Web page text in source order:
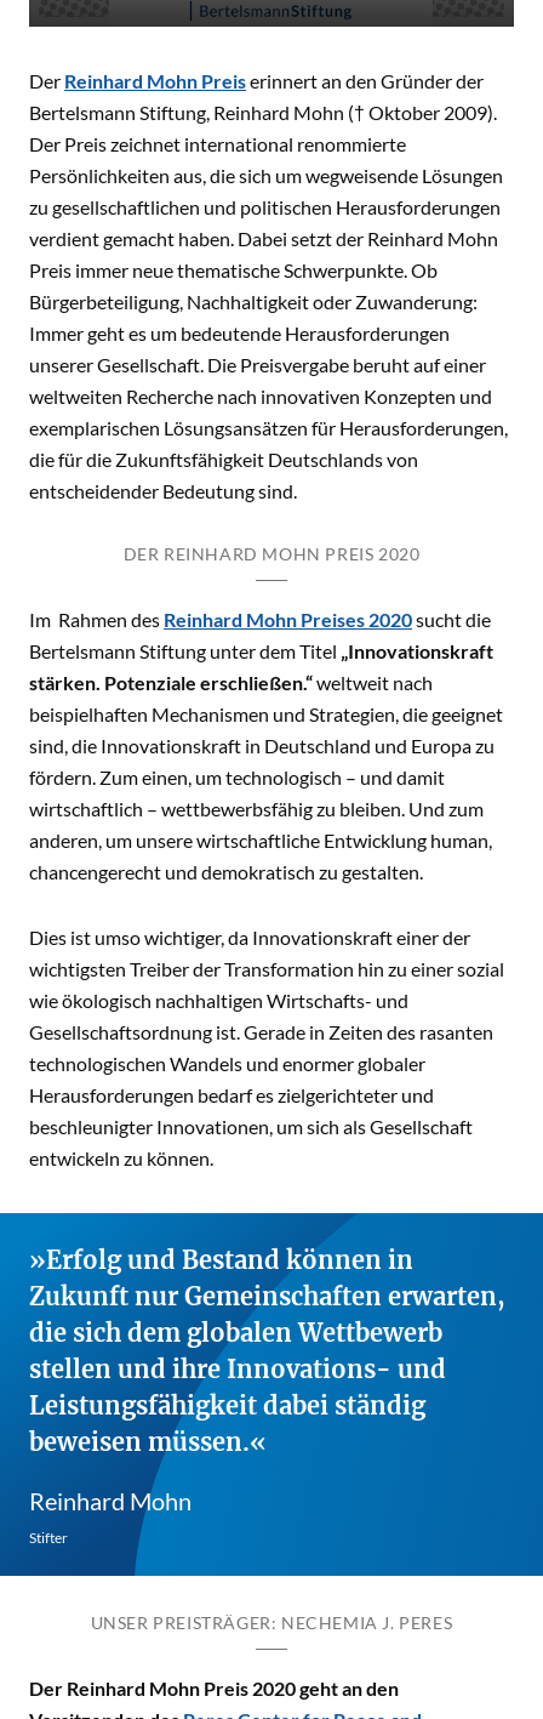
Der Reinhard Mohn Preiserinnert an den Gründer der
Bertelsmann Stiftung, Reinhard Mohn († Oktober 2009).
Der Preis zeichnet international renommierte
Persönlichkeiten aus, die sich um wegweisende Lösungen
zu gesellschaftlichen und politischen Herausforderungen
verdient gemacht haben. Dabei setzt der Reinhard Mohn
Preis immer neue thematische Schwerpunkte. Ob
Bürgerbeteiligung, Nachhaltigkeit oder Zuwanderung:
Immer geht es um bedeutende Herausforderungen
unserer Gesellschaft. Die Preisvergabe beruht auf einer
weltweiten Recherche nach innovativen Konzepten und
exemplarischen Lösungsansätzen für Herausforderungen,
die für die Zukunftsfähigkeit Deutschlands von
entscheidender Bedeutung sind.
DER REINHARD MOHN PREIS 2020
Im Rahmen des Reinhard Mohn Preises 2020sucht die
Bertelsmann Stiftung unter dem Titel „Innovationskraft
stärken. Potenziale erschließen.“weltweit nach
beispielhaften Mechanismen und Strategien, die geeignet
sind, die Innovationskraft in Deutschland und Europa zu
fördern. Zum einen, um technologisch – und damit
wirtschaftlich – wettbewerbsfähig zu bleiben. Und zum
anderen, um unsere wirtschaftliche Entwicklung human,
chancengerecht und demokratisch zu gestalten.
Dies ist umso wichtiger, da Innovationskraft einer der
wichtigsten Treiber der Transformation hin zu einer sozial
wie ökologisch nachhaltigen Wirtschafts- und
Gesellschaftsordnung ist. Gerade in Zeiten des rasanten
technologischen Wandels und enormer globaler
Herausforderungen bedarf es zielgerichteter und
beschleunigter Innovationen, um sich als Gesellschaft
entwickeln zu können.
Erfolg und Bestand können in
Zukunft nur Gemeinschaften erwarten,
die sich dem globalen Wettbewerb
stellen und ihre Innovations- und
Leistungsfähigkeit dabei ständig
beweisen müssen.
Reinhard Mohn
Stifter
UNSER PREISTRÄGER: NECHEMIA J. PERES
Der Reinhard Mohn Preis 2020 geht an den